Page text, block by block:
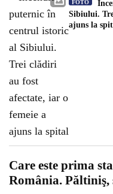
FOTO
Sibiului.
ajuns la
Care este prima
România.